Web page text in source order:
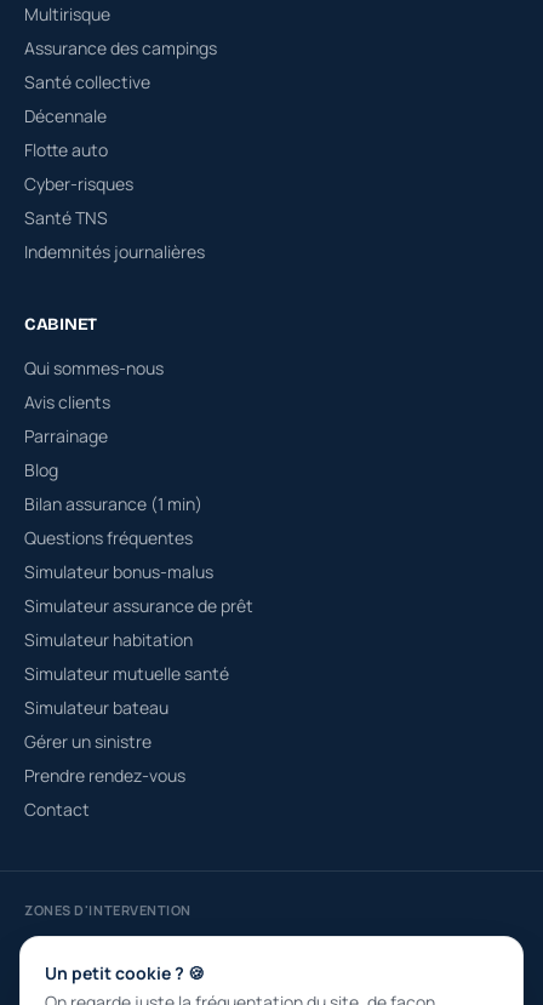
Multirisque
Assurance des campings
Santé collective
Décennale
Flotte auto
Cyber-risques
Santé TNS
Indemnités journalières
CABINET
Qui sommes-nous
Avis clients
Parrainage
Blog
Bilan assurance (1 min)
Questions fréquentes
Simulateur bonus-malus
Simulateur assurance de prêt
Simulateur habitation
Simulateur mutuelle santé
Simulateur bateau
Gérer un sinistre
Prendre rendez-vous
Contact
ZONES D'INTERVENTION
Courtier à Fréjus
DraguignanSainte-Maxime
Un petit cookie ? 🍪